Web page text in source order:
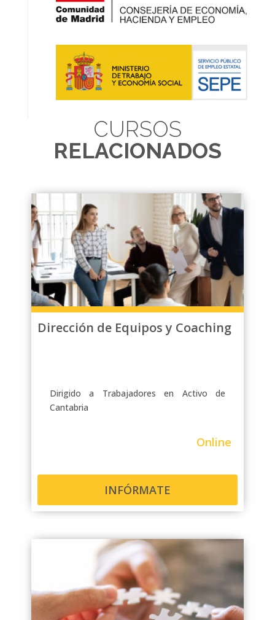
CURSOS
RELACIONADOS
Dirección de Equipos y Coaching
Dirigido a Trabajadores en Activo de
Cantabria
Online
INFÓRMATE